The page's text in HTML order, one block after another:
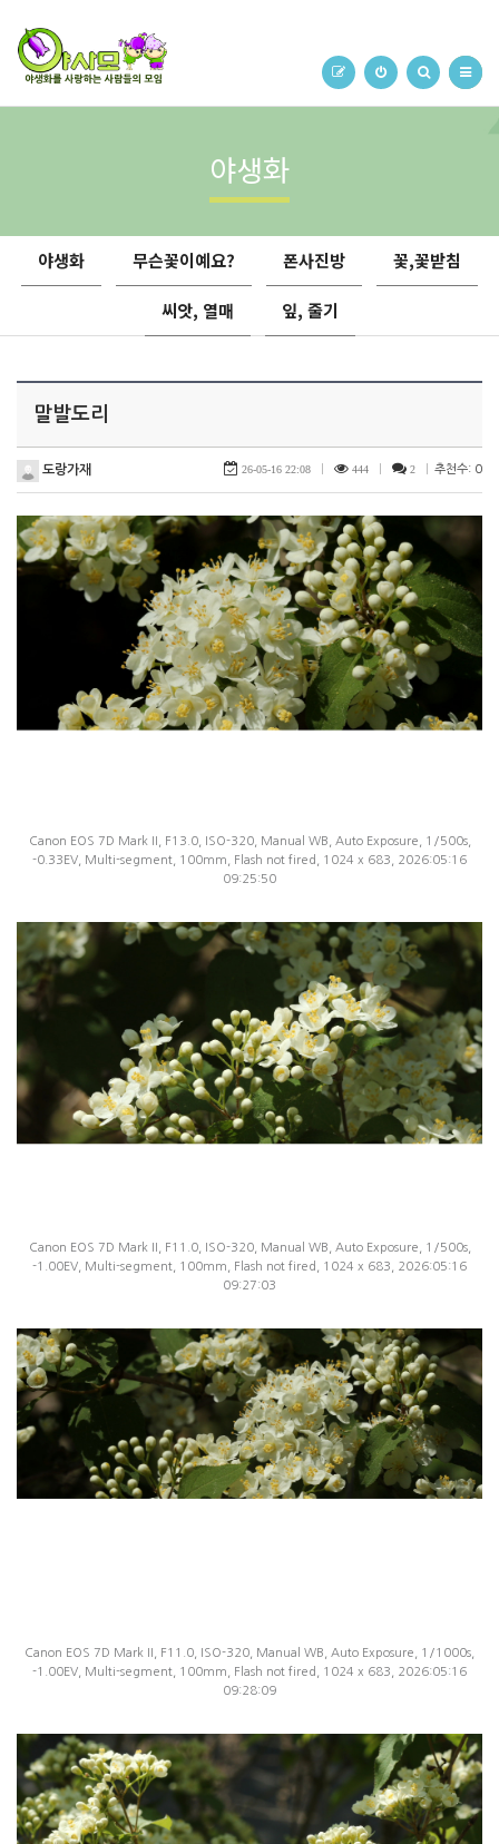
야생화
야생화 무슨꽃이예요? 폰사진방 꽃,꽃받침
씨앗, 열매 잎, 줄기
말발도리
도랑가재 26-05-16 22:08 444 2 추천수: 0
Canon EOS 7D Mark II, F13.0, ISO-320, Manual WB, Auto Exposure, 1/500s,
-0.33EV, Multi-segment, 100mm, Flash not fired, 1024 x 683, 2026:05:16
09:25:50
Canon EOS 7D Mark II, F11.0, ISO-320, Manual WB, Auto Exposure, 1/500s,
-1.00EV, Multi-segment, 100mm, Flash not fired, 1024 x 683, 2026:05:16
09:27:03
Canon EOS 7D Mark II, F11.0, ISO-320, Manual WB, Auto Exposure, 1/1000s,
-1.00EV, Multi-segment, 100mm, Flash not fired, 1024 x 683, 2026:05:16
09:28:09